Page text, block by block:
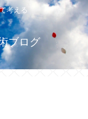
考える
ブログ